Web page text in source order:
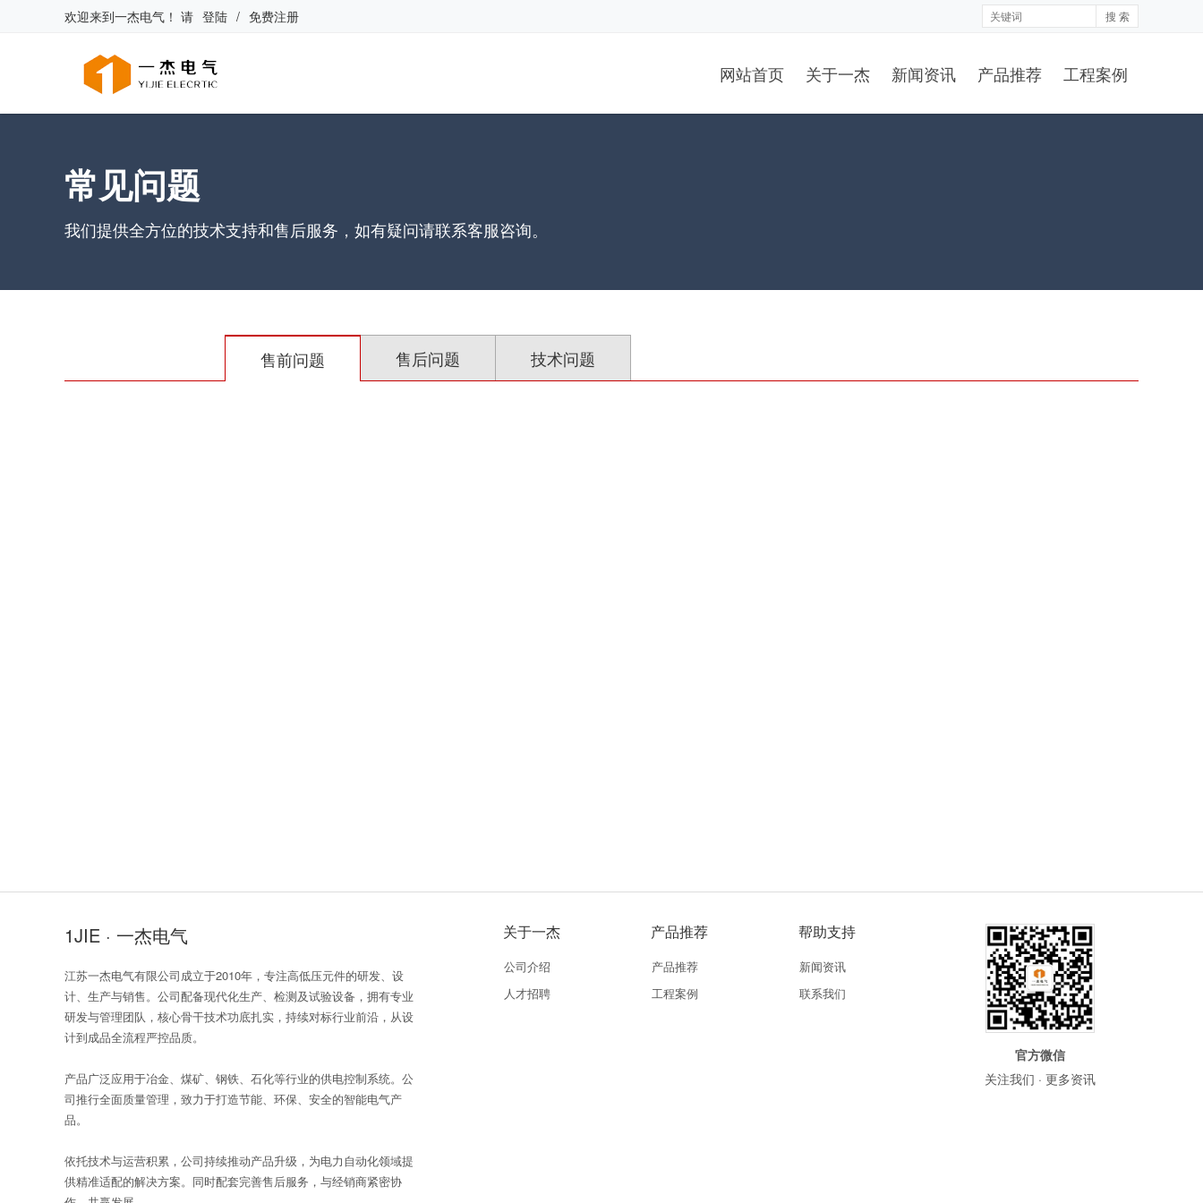
欢迎来到一杰电气 ！ 请 登陆 / 免费注册 搜 索
网站首页 关于一杰 新闻资讯 产品推荐 工程案例
常见问题
我们提供全方位的技术支持和售后服务，如有疑问请联系客服咨询。
售前问题 售后问题 技术问题
1JIE · 一杰电气
江苏一杰电气有限公司成立于2010年，专注高低压元件的研发、设
计、生产与销售。公司配备现代化生产、检测及试验设备，拥有专业
研发与管理团队，核心骨干技术功底扎实，持续对标行业前沿，从设
计到成品全流程严控品质。
产品广泛应用于冶金、煤矿、钢铁、石化等行业的供电控制系统。公
司推行全面质量管理，致力于打造节能、环保、安全的智能电气产
品。
依托技术与运营积累，公司持续推动产品升级，为电力自动化领域提
供精准适配的解决方案。同时配套完善售后服务，与经销商紧密协
关于一杰
公司介绍
人才招聘
产品推荐
产品推荐
工程案例
帮助支持
新闻资讯
联系我们
官方微信
关注我们 · 更多资讯